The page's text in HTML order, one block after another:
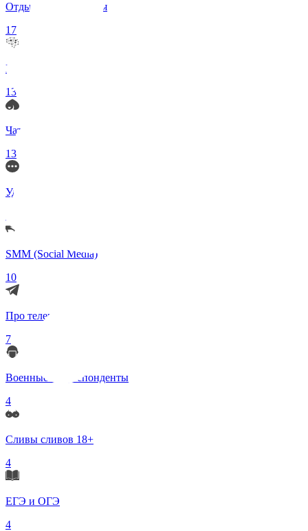
Отдых и Развлечения
17
Нейросети и ИИ
13
Чаты по интересам
13
Удаленка (Работа)
SMM (Social Media)
10
Про телеграмм
7
Военные корреспонденты
4
Сливы сливов 18+
4
ЕГЭ и ОГЭ
4